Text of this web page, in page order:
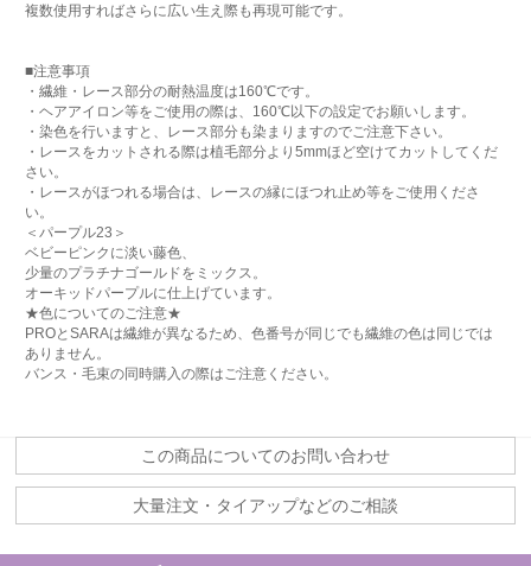
複数使用すればさらに広い生え際も再現可能です。
■注意事項
・繊維・レース部分の耐熱温度は160℃です。
・ヘアアイロン等をご使用の際は、160℃以下の設定でお願いします。
・染色を行いますと、レース部分も染まりますのでご注意下さい。
・レースをカットされる際は植毛部分より5mmほど空けてカットしてくだ
さい。
・レースがほつれる場合は、レースの縁にほつれ止め等をご使用くださ
い。
＜パープル23＞
ベビーピンクに淡い藤色、
少量のプラチナゴールドをミックス。
オーキッドパープルに仕上げています。
★色についてのご注意★
PROとSARAは繊維が異なるため、色番号が同じでも繊維の色は同じでは
ありません。
バンス・毛束の同時購入の際はご注意ください。
この商品についてのお問い合わせ
大量注文・タイアップなどのご相談